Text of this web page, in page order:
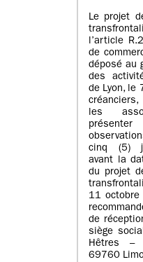
Le projet
l’article
de
déposé au
des
de Lyon, le
les
cinq (5)
avant la
du projet
11
de
siège
Hêtres –
69760